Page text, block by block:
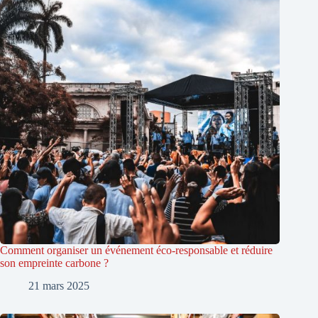
Comment organiser un événement éco-responsable et réduire
son empreinte carbone ?
21 mars 2025